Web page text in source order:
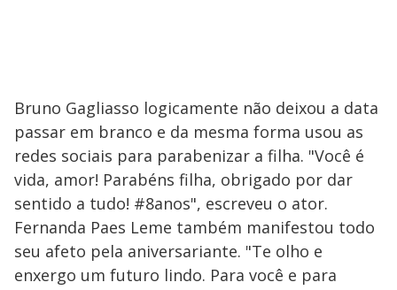
Bruno Gagliasso logicamente não deixou a data
passar em branco e da mesma forma usou as
redes sociais para parabenizar a filha. "Você é
vida, amor! Parabéns filha, obrigado por dar
sentido a tudo! #8anos", escreveu o ator.
Fernanda Paes Leme também manifestou todo
seu afeto pela aniversariante. "Te olho e
enxergo um futuro lindo. Para você e para